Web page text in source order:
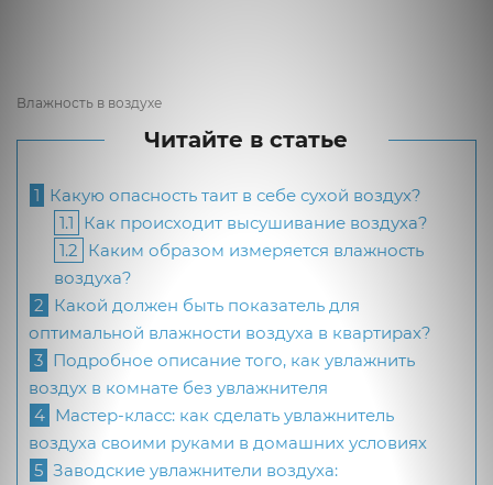
Влажность в воздухе
Читайте в статье
1 Какую опасность таит в себе сухой воздух?
1.1 Как происходит высушивание воздуха?
1.2 Каким образом измеряется влажность
воздуха?
2 Какой должен быть показатель для
оптимальной влажности воздуха в квартирах?
3 Подробное описание того, как увлажнить
воздух в комнате без увлажнителя
4 Мастер-класс: как сделать увлажнитель
воздуха своими руками в домашних условиях
5 Заводские увлажнители воздуха: